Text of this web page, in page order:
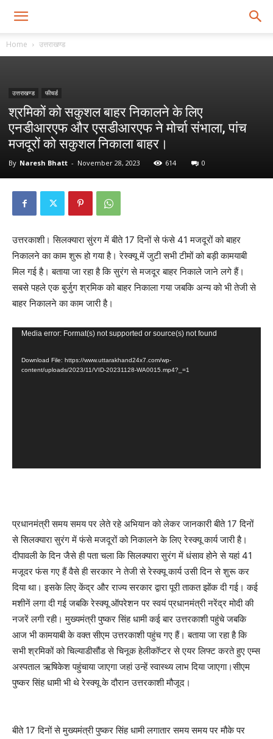
Home उत्तराखण्ड
उत्तराखण्ड फीचर्ड
श्रमिकों को सकुशल बाहर निकालने के लिए
एनडीआरएफ और एसडीआरएफ ने मोर्चा संभाला, पांच
मजदूरों को सकुशल निकाला बाहर।
By Naresh Bhatt - November 28, 2023 614 0
उत्तरकाशी। सिलक्यारा सुंरग में बीते 17 दिनों से फंसे 41 मजदूरों को बाहर
निकालने का काम शुरू हो गया है। रेस्क्यू में जुटी सभी टीमों को बड़ी कामयाबी
मिल गई है। बताया जा रहा है कि सुरंग से मजदूर बाहर निकाले जाने लगे हैं।
सबसे पहले एक बुर्जुग श्रमिक को बाहर निकाला गया जबकि अन्य को भी तेजी से
बाहर निकालने का काम जारी है।
Video
Media error: Format(s) not supported or source(s) not found
Download File: https://www.uttarakhand24x7.com/wp-
content/uploads/2023/11/VID-20231128-WA0015.mp4?_=1
प्रधानमंत्री समय समय पर लेते रहे अभियान को लेकर जानकारी बीते 17 दिनों
से सिलक्यारा सुरंग में फंसे मजदूरों को निकालने के लिए रेस्क्यू कार्य जारी है।
दीपावली के दिन जैसे ही पता चला कि सिलक्यारा सुरंग में धंसाव होने से यहां 41
मजूदर फंस गए हैं वैसे ही सरकार ने तेजी से रेस्क्यू कार्य उसी दिन से शुरू कर
दिया था। इसके लिए केंद्र और राज्य सरकार द्वारा पूरी ताकत झोंक दी गई। कई
मशीनें लगा दी गई जबकि रेस्क्यू ऑपरेशन पर स्वयं प्रधानमंत्री नरेंद्र मोदी की
नजरें लगी रही। मुख्यमंत्री पुष्कर सिंह धामी कई बार उत्तरकाशी पहुंचे जबकि
आज भी कामयाबी के वक्त सीएम उत्तरकाशी पहुंच गए हैं। बताया जा रहा है कि
सभी श्रमिकों को चिल्याडीसौंड से चिनूक हेलीकॉप्टर से एयर लिफ्ट करते हुए एम्स
अस्पताल ऋषिकेश पहुंचाया जाएगा जहां उन्हें स्वास्थ्य लाभ दिया जाएगा।सीएम
पुष्कर सिंह धामी भी थे रेस्क्यू के दौरान उत्तरकाशी मौजूद।
बीते 17 दिनों से मुख्यमंत्री पुष्कर सिंह धामी लगातार समय समय पर मौके पर